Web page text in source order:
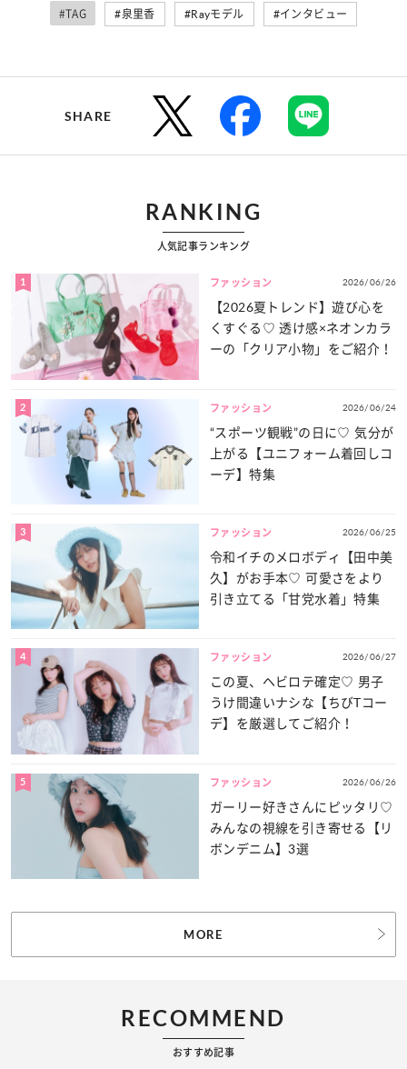
#TAG #泉里香 #Rayモデル #インタビュー
SHARE
RANKING
人気記事ランキング
1 ファッション 2026/06/26
【2026夏トレンド】遊び心を
くすぐる♡ 透け感×ネオンカラ
ーの「クリア小物」をご紹介！
2 ファッション 2026/06/24
“スポーツ観戦”の日に♡ 気分が
上がる【ユニフォーム着回しコ
ーデ】特集
3 ファッション 2026/06/25
令和イチのメロボディ【田中美
久】がお手本♡ 可愛さをより
引き立てる「甘党水着」特集
4 ファッション 2026/06/27
この夏、ヘビロテ確定♡ 男子
うけ間違いナシな【ちびTコー
デ】を厳選してご紹介！
5 ファッション 2026/06/26
ガーリー好きさんにピッタリ♡
みんなの視線を引き寄せる【リ
ボンデニム】3選
MORE
RECOMMEND
おすすめ記事